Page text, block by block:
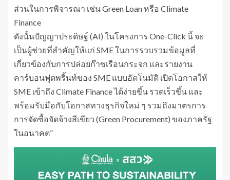
ส่วนในการพิจารณา เช่น Green Loan หรือ Climate
Finance
ดังนั้นปัญญาประดิษฐ์ (AI) ในโครงการ One-Click นี้ จะ
เป็นผู้ช่วยที่สำคัญให้แก่ SME ในการรวบรวมข้อมูลที่
เกี่ยวข้องกับการปล่อยก๊าซเรือนกระจก และรายงาน
คาร์บอนฟุตพริ้นท์ของ SME แบบอัตโนมัติ เปิดโอกาสให้
SME เข้าถึง Climate Finance ได้ง่ายขึ้น รวดเร็วขึ้น และ
พร้อมรับมือกับโอกาสทางธุรกิจใหม่ ๆ รวมถึงมาตรการ
การจัดซื้อจัดจ้างสีเขียว (Green Procurement) ของภาครัฐ
ในอนาคต”